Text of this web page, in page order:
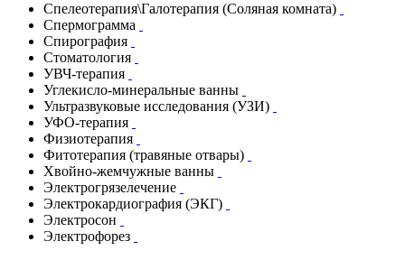
Спелеотерапия\Галотерапия (Соляная комната)
Спермограмма
Спирография
Стоматология
УВЧ-терапия
Углекисло-минеральные ванны
Ультразвуковые исследования (УЗИ)
УФО-терапия
Физиотерапия
Фитотерапия (травяные отвары)
Хвойно-жемчужные ванны
Электрогрязелечение
Электрокардиография (ЭКГ)
Электросон
Электрофорез